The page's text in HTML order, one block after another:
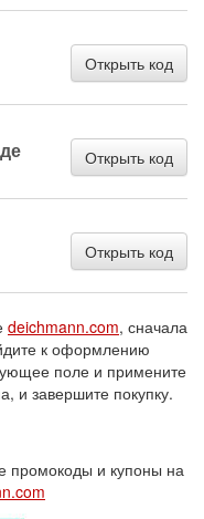
Открыть код
Открыть код
Открыть код
deichmann.com, сначала
к оформлению
поле и примените
и завершите покупку.
промокоды и купоны на